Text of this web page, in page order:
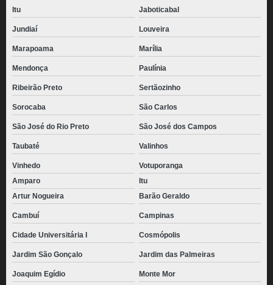
Itu Jaboticabal
Jundiaí Louveira
Marapoama Marília
Mendonça Paulínia
Ribeirão Preto Sertãozinho
Sorocaba São Carlos
São José do Rio Preto São José dos Campos
Taubaté Valinhos
Vinhedo
Votuporanga
Amparo
Itu
Artur Nogueira
Barão Geraldo
Cambuí Campinas
Cidade Universitária I Cosmópolis
Jardim São Gonçalo Jardim das Palmeiras
Joaquim Egídio Monte Mor